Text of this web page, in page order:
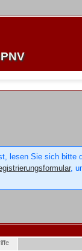
lesen Sie sich bitte
,